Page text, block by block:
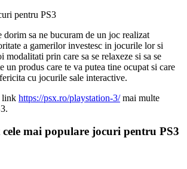
dorim sa ne bucuram de un joc realizat
a gamerilor investesc in jocurile lor si
modalitati prin care sa se relaxeze si sa se
un produs care te va putea tine ocupat si care
cu jocurile sale interactive.
link https://psx.ro/playstation-3/mai multe
mai populare jocuri pentru PS3